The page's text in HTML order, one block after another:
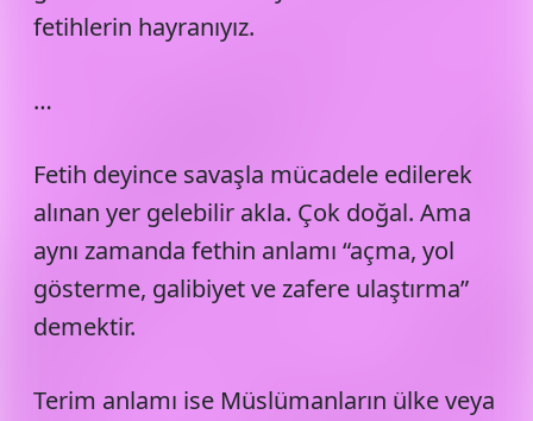
fetihlerin hayranıyız.
…
Fetih deyince savaşla mücadele edilerek
alınan yer gelebilir akla. Çok doğal. Ama
aynı zamanda fethin anlamı “açma, yol
gösterme, galibiyet ve zafere ulaştırma”
demektir.
Terim anlamı ise Müslümanların ülke veya